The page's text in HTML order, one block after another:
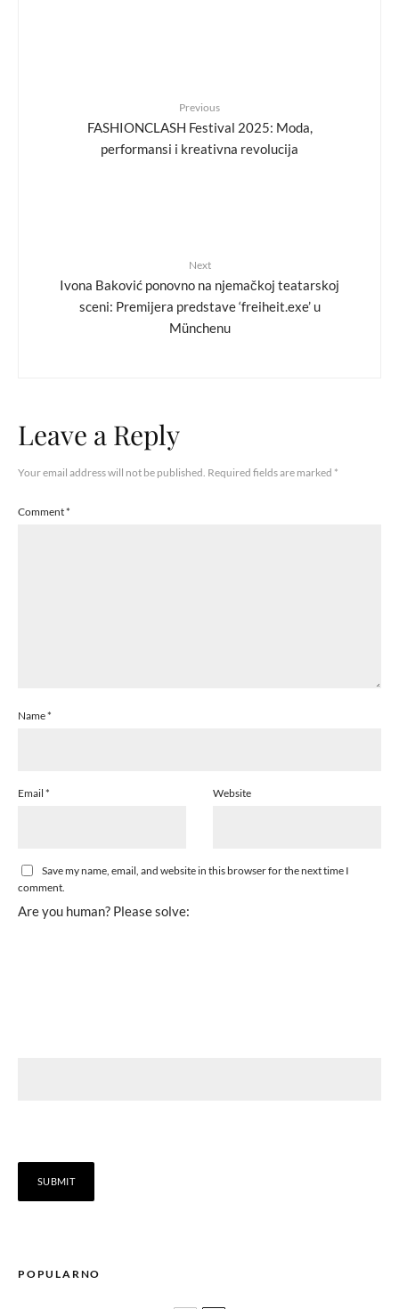
Previous
FASHIONCLASH Festival 2025: Moda,
performansi i kreativna revolucija
Next
Ivona Baković ponovno na njemačkoj teatarskoj
sceni: Premijera predstave ‘freiheit.exe’ u
Münchenu
Leave a Reply
Your email address will not be published. Required fields are marked *
Comment*
Name*
Email * Website
Save my name, email, and website in this browser for the next time I
comment.
Are you human? Please solve:
POPULARNO